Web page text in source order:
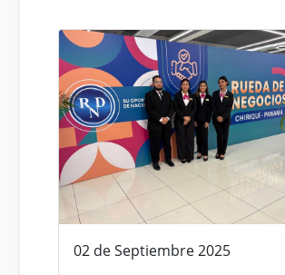
02 de Septiembre 2025